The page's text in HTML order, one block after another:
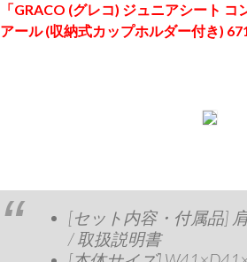
「GRACO (グレコ) ジュニアシート
アール (収納式カップホルダー付き)
[セット内容・付属品]
/ 取扱説明書